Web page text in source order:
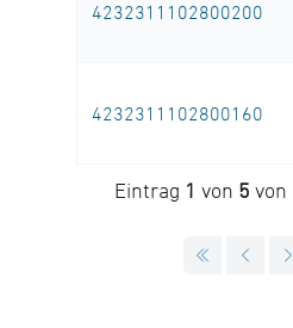
4232311102800200
4232311102800160
Eintrag 1 von 5 von